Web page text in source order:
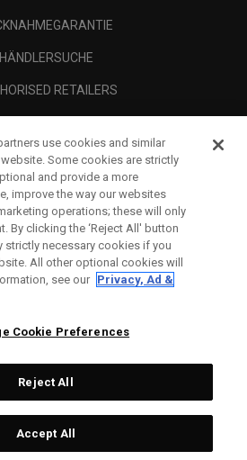
HÄNDLERSUCHE
RETAILERS
Topgolf Callaway Brands.
All rights reserved.
use cookies and similar
Some cookies are strictly
and provide a more
improve the way our websites
operations; these will only
By clicking the ‘Reject All' button
strictly necessary cookies if you
All other optional cookies will
see our Privacy, Ad &
Cookie Preferences
Reject All
Accept All